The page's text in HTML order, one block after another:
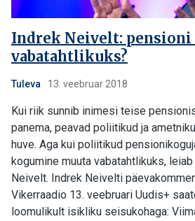
Indrek Neivelt: pensioni
vabatahtlikuks?
Tuleva 13. veebruar 2018
Kui riik sunnib inimesi teise
panema, peavad poliitikud ja
huve. Aga kui poliitikud
kogumine muuta vabatahtlikuks,
Neivelt. Indrek Neivelti
Vikerraadio 13. veebruari Uudis+
loomulikult isikliku seisukohaga: